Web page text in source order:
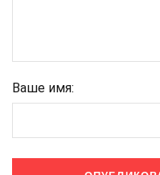
Ваше имя: